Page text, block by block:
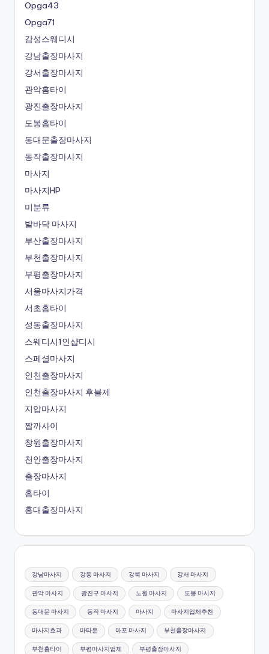
Opga43
Opga71
감성스웨디시
강남출장마사지
강서출장마사지
관악홈타이
광진출장마사지
도봉홈타이
동대문출장마사지
동작출장마사지
마사지
마사지HP
미분류
발바닥 마사지
부산출장마사지
부천출장마사지
부평출장마사지
서울마사지가격
서초홈타이
성동출장마사지
스웨디시1인샵디시
스페셜마사지
인천출장마사지
인천출장마사지 후불제
지압마사지
짭까사이
창원출장마사지
천안출장마사지
출장마사지
홈타이
홍대출장마사지
강남마사지 강동 마사지 강북 마사지 강서 마사지
관악 마사지 광진구 마사지 노원 마사지 도봉 마사지
동대문 마사지 동작 마사지 마사지 마사지업체추천
마사지효과 마타운 마포 마사지 부천출장마사지
부천홈타이 부평마사지업체 부평출장마사지